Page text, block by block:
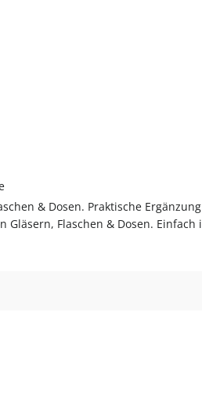
& Dosen. Praktische
Gläsern, Flaschen & Dosen.
Etiketten bequem online bei